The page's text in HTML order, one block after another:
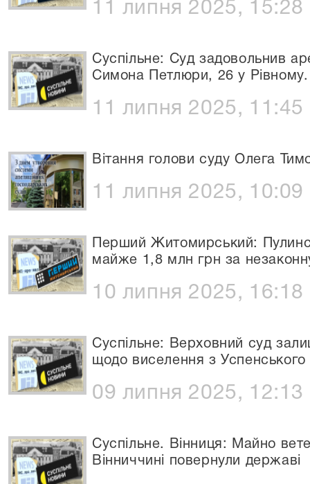
11 липня 2025, 15:28
Суспільне: Суд задовольнив
Симона Петлюри, 26 у
11 липня 2025, 11:45
Вітання голови суду Олега
11 липня 2025, 10:09
Перший Житомирський:
майже 1,8 млн грн за
10 липня 2025, 16:18
Суспільне: Верховний суд
щодо виселення з Успенського
09 липня 2025, 12:13
Суспільне. Вінниця: Майно
Вінниччині повернули державі